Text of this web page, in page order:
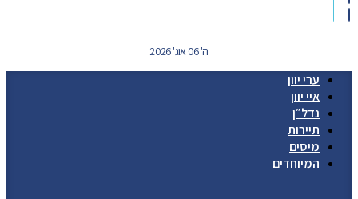
ה' 06 אוג' 2026
ערי יוון
איי יוון
נדל״ן
תיירות
מיסים
המיוחדים